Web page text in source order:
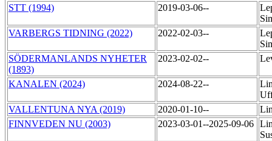
STT (1994)
2019-03-06--
VARBERGS TIDNING (2022)
2022-02-03--
SÖDERMANLANDS NYHETER
(1893)
2023-02-02--
KANALEN (2024) 2024-08-22--
VALLENTUNA NYA (2019)
2020-01-10--
FINNVEDEN NU (2003)
2023-03-01--2025-09-06